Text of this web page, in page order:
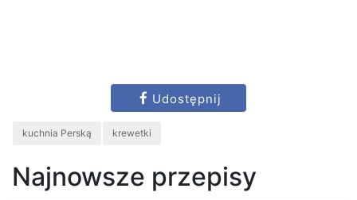
Udostępnij
kuchnia Perską krewetki
Najnowsze przepisy